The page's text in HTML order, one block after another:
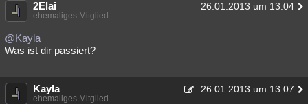
2Elai 26.01.2013 um 13:04
ehemaliges Mitglied
@Kayla
Was ist dir passiert?
Kayla 26.01.2013 um 13:07
ehemaliges Mitglied